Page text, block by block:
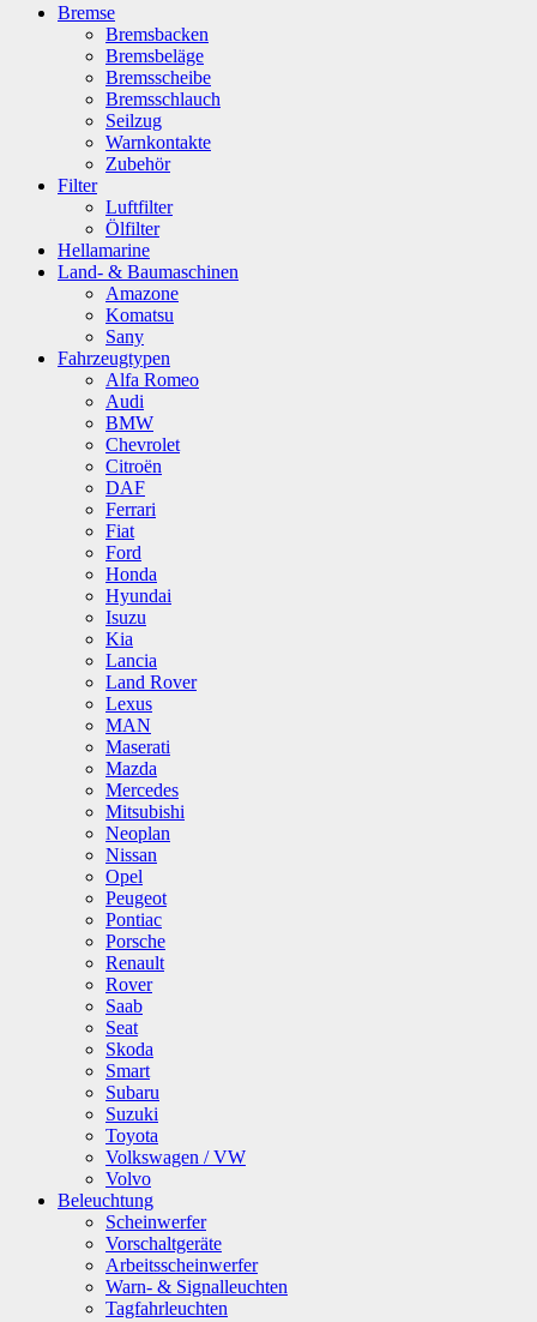
Bremse
Bremsbacken
Bremsbeläge
Bremsscheibe
Bremsschlauch
Seilzug
Warnkontakte
Zubehör
Filter
Luftfilter
Ölfilter
Hellamarine
Land- & Baumaschinen
Amazone
Komatsu
Sany
Fahrzeugtypen
Alfa Romeo
Audi
BMW
Chevrolet
Citroën
DAF
Ferrari
Fiat
Ford
Honda
Hyundai
Isuzu
Kia
Lancia
Land Rover
Lexus
MAN
Maserati
Mazda
Mercedes
Mitsubishi
Neoplan
Nissan
Opel
Peugeot
Pontiac
Porsche
Renault
Rover
Saab
Seat
Skoda
Smart
Subaru
Suzuki
Toyota
Volkswagen / VW
Volvo
Beleuchtung
Scheinwerfer
Vorschaltgeräte
Arbeitsscheinwerfer
Warn- & Signalleuchten
Tagfahrleuchten